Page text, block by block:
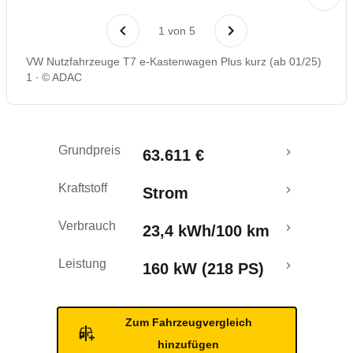
Rückrufe & Mängel
Crashtest
1 von 5
VW Nutzfahrzeuge T7 e-Kastenwagen Plus kurz (ab 01/25)
1
© ADAC
Grundpreis 63.611 €
Kraftstoff Strom
Verbrauch 23,4 kWh/100 km
Leistung 160 kW (218 PS)
Zum Fahrzeugvergleich
hinzufügen